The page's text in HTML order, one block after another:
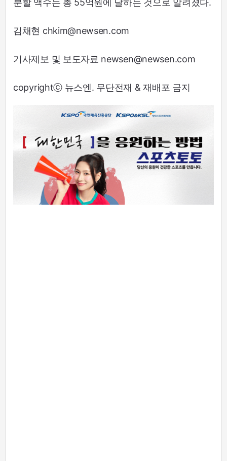
김채현 chkim@newsen.com
기사제보 및 보도자료 newsen@newsen.com
copyrightⓒ 뉴스엔. 무단전재 & 재배포 금지